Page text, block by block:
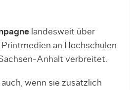
landesweit über
an Hochschulen
Anhalt verbreitet.
wenn sie zusätzlich